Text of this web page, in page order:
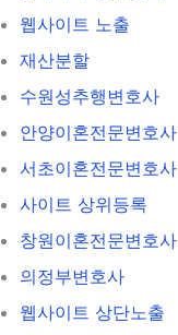
웹사이트 노출
재산분할
수원성추행변호사
안양이혼전문변호사
서초이혼전문변호사
사이트 상위등록
창원이혼전문변호사
의정부변호사
웹사이트 상단노출